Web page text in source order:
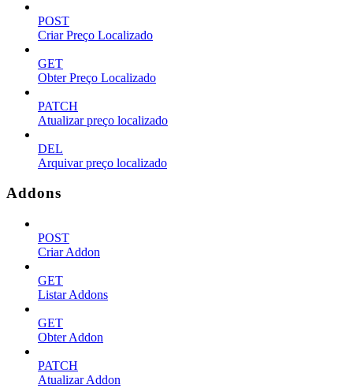
POST
Criar Preço Localizado
GET
Obter Preço Localizado
PATCH
Atualizar preço localizado
DEL
Arquivar preço localizado
Addons
POST
Criar Addon
GET
Listar Addons
GET
Obter Addon
PATCH
Atualizar Addon